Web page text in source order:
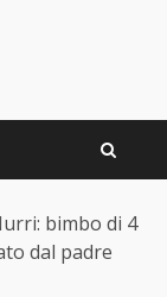
bimbo di 4
dal padre